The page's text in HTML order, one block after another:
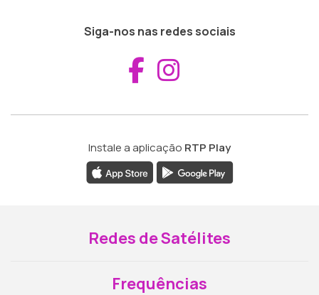
Siga-nos nas redes sociais
Aceder ao
Instale a aplicação RTP Play
Redes de Satélites
Frequências